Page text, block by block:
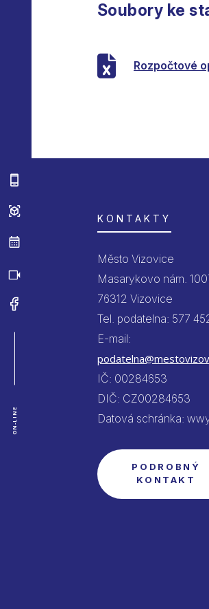
ON-LINE
Soubory ke
Rozpočtové
KONTAKTY
Město Vizovice
Masarykovo nám.
76312 Vizovice
Tel. podatelna: 577
E-mail:
IČ: 00284653
DIČ: CZ00284653
Datová schránka:
PODROBNÝ
KONTAKT